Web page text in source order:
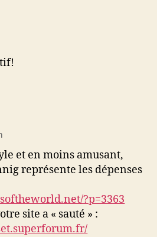
et en moins amusant,
représente les dépenses
?p=3363
site a « sauté » :